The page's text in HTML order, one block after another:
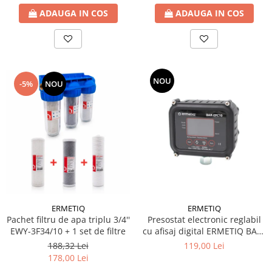
Ventilator de tubulatura
Amenajare bucatarie
Promotii pachete chiuveta +
CHIUVETE BUCATARIE
Chiuvete bucatarie din compozit
Chiuveta bucatarie inox
Chiuveta bucatarie granit
Tuburi Flexibile Hota
Accesorii bucatarie
Accesorii chiuvete bucatarie
Instalatii apa/gaz/canalizare
ADAUGA IN COS ADAUGA IN COS
-5% NOU
ERMETIQ
Pachet filtru de apa triplu 3/4''
EWY-3F34/10 + 1 set de filtre
188,32 Lei
178,00 Lei
NOU
ERMETIQ
Presostat electronic reglabil
cu afisaj digital ERMETIQ BAR-
EPC10
119,00 Lei